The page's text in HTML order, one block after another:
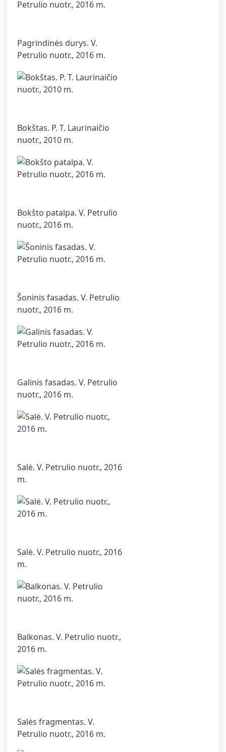
Pagrindinės durys. V.
Petrulio nuotr., 2016 m.
Bokštas. P. T. Laurinaičio
nuotr., 2010 m.
Bokšto patalpa. V. Petrulio
nuotr., 2016 m.
Šoninis fasadas. V. Petrulio
nuotr., 2016 m.
Galinis fasadas. V. Petrulio
nuotr., 2016 m.
Salė. V. Petrulio nuotr., 2016
m.
Salė. V. Petrulio nuotr., 2016
m.
Balkonas. V. Petrulio nuotr.,
2016 m.
Salės fragmentas. V.
Petrulio nuotr., 2016 m.